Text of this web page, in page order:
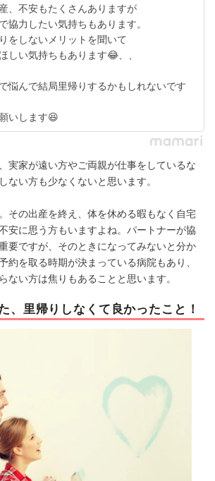
、不安もたくさんありますが
協力したい気持ちもあります。
をしないメリットを聞いて
しい気持ちもあります😂、、
悩んで結局里帰りするかもしれないです
いします😆
実家が遠い方やご両親が仕事をしているな
ない方も少なくないと思います。
その出産を終え、体を休める暇もなく自宅
安に思う方もいますよね。パートナーが協
要ですが、そのときになってみないと分か
約を取る時期が決まっている病院もあり、
ない方は焦りもあることと思います。
、里帰りしなくて良かったこと！